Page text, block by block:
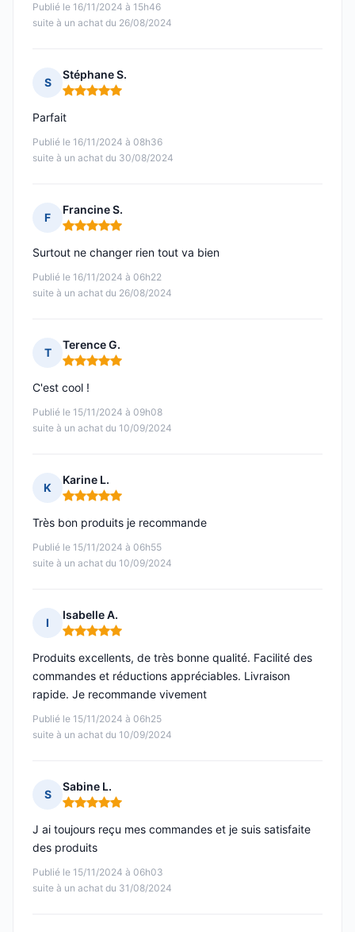
Publié le 16/11/2024 à 15h46
suite à un achat du 26/08/2024
S
Stéphane S.
Note : 5 sur 5
Publié le 16/11/2024 à 08h36
suite à un achat du 30/08/2024
Parfait
F
Francine S.
Note : 5 sur 5
Publié le 16/11/2024 à 06h22
suite à un achat du 26/08/2024
Surtout ne changer rien tout va bien
T
Terence G.
Note : 5 sur 5
Publié le 15/11/2024 à 09h08
suite à un achat du 10/09/2024
C'est cool !
K
Karine L.
Note : 5 sur 5
Publié le 15/11/2024 à 06h55
suite à un achat du 10/09/2024
Très bon produits je recommande
I
Isabelle A.
Note : 5 sur 5
Publié le 15/11/2024 à 06h25
suite à un achat du 10/09/2024
Produits excellents, de très bonne qualité. Facilité des
commandes et réductions appréciables. Livraison
rapide. Je recommande vivement
S
Sabine L.
Note : 5 sur 5
Publié le 15/11/2024 à 06h03
suite à un achat du 31/08/2024
J ai toujours reçu mes commandes et je suis satisfaite
des produits